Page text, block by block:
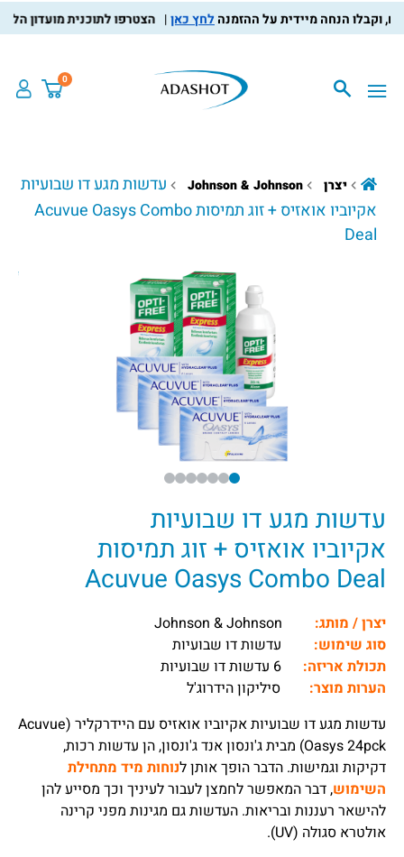
לחץ כאן הצטרפו לתוכנית מועדון
0
יצרן Johnson & Johnson
עדשות מגע דו שבועיות
אקיוביו אואזיס + זוג תמיסות Acuvue Oasys Combo
Deal
עדשות מגע דו שבועיות
אקיוביו אואזיס + זוג תמיסות
Acuvue Oasys Combo Deal
יצרן / מותג:
סוג שימוש:
עדשות דו שבועיות
תכולת אריזה:
הערות מוצר:
סיליקון הידרוג'ל
עדשות מגע דו שבועיות אקיוביו אואזיס עם היידרקליר (Acuvue
Oasys 24pck) מבית ג'ונסון אנד ג'ונסון, הן עדשות רכות,
דקיקות וגמישות. הדבר הופך אותן לנוחות מיד מתחילת
השימוש, דבר המאפשר לחמצן לעבור לעיניך וכך מסייע להן
להישאר רעננות ובריאות. העדשות גם מגינות מפני קרינה
אולטרא סגולה (UV).